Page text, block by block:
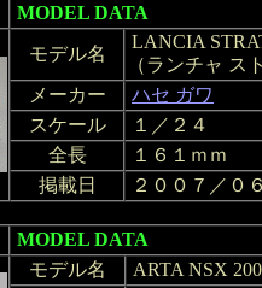
MODEL DATA
モデル名
LANCIA
（ランチャ
メーカー
ハセ ガワ
スケール
１／２４
全長
１６１ｍｍ
掲載日
２００７／０
MODEL DATA
モデル名
ARTA NSX